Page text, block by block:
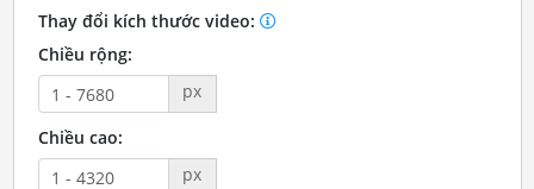
Thay đổi kích thước video:
Chiều rộng:
px
Chiều cao:
px